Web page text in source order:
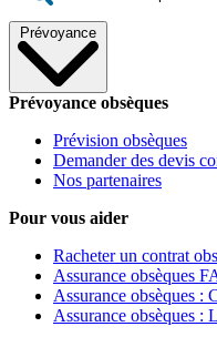
Prévoyance
Prévoyance obsèques
Prévision obsèques
Demander des devis
Nos partenaires
Pour vous aider
Racheter un contrat
Assurance obsèques
Assurance obsèques
Assurance obsèques :